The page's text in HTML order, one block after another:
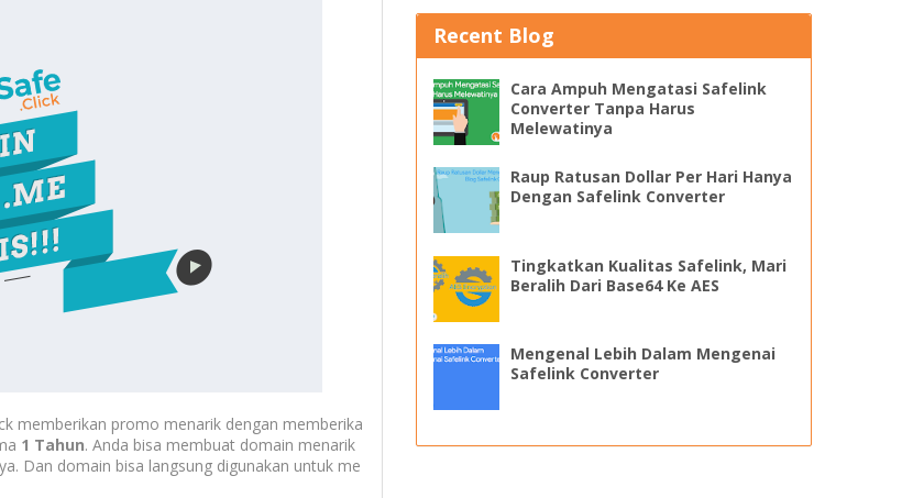
memberikan promo menarik dengan memberika
1 Tahun. Anda bisa membuat domain menarik
Dan domain bisa langsung digunakan untuk me
Recent Blog
Cara Ampuh Mengatasi Safelink
Converter Tanpa Harus
Melewatinya
Raup Ratusan Dollar Per Hari Hanya
Dengan Safelink Converter
Tingkatkan Kualitas Safelink, Mari
Beralih Dari Base64 Ke AES
Mengenal Lebih Dalam Mengenai
Safelink Converter